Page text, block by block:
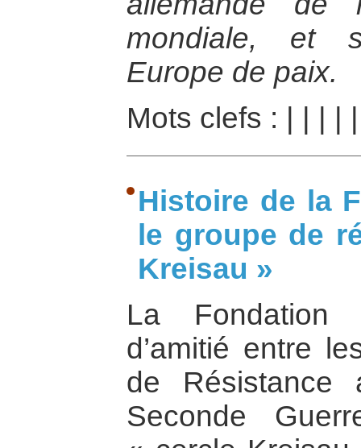
mondiale, et
Europe de paix.
Mots clefs :
Histoire de la
le groupe de
Kreisau »
La Fondation
d’amitié entre
de Résistance
Seconde